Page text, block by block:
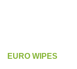
EURO WIPES